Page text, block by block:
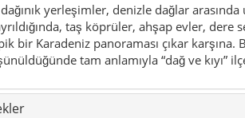
yerleşimler, denizle dağlar
taş köprüler, ahşap evler, dere
bir Karadeniz panoraması çıkar
tam anlamıyla “dağ ve kıyı”